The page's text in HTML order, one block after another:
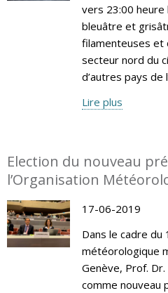
vers 23:00 heure
bleuâtre et
filamenteuses et
secteur nord du
d’autres pays de
Lire plus
Election du nouveau
l’Organisation
17-06-2019
Dans le cadre du
météorologique
Genève, Prof.
comme nouveau